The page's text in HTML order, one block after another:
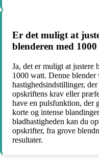
Er det muligt at
blenderen med
Ja, det er muligt at justere
1000 watt. Denne
hastighedsindstillinger,
opskriftens krav eller
have en pulsfunktion, der
korte og intense
bladhastigheden kan du
opskrifter, fra grove
resultater.